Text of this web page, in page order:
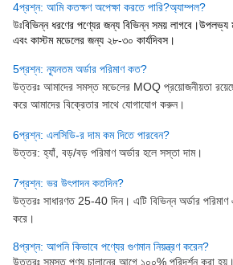
4প্রশ্ন: আমি কতক্ষণ অপেক্ষা করতে পারি?অ্যাম্পল?
উঃবিভিন্ন ধরণের পণ্যের জন্য বিভিন্ন সময় লাগবে।উপলভ্য
এবং কাস্টম মডেলের জন্য ২৮-৩০ কার্যদিবস।
5প্রশ্ন: ন্যূনতম অর্ডার পরিমাণ কত?
উত্তরঃ আমাদের সমস্ত মডেলের MOQ প্রয়োজনীয়তা
করে আমাদের বিক্রেতার সাথে যোগাযোগ করুন।
6প্রশ্ন: এলসিডি-র দাম কম দিতে পারবেন?
উত্তর: হ্যাঁ, বড়/বড় পরিমাণ অর্ডার হলে সস্তা দাম।
7প্রশ্ন: ভর উৎপাদন কতদিন?
উত্তরঃ সাধারণত 25-40 দিন। এটি বিভিন্ন অর্ডার পরিমাণ
করে।
8প্রশ্ন: আপনি কিভাবে পণ্যের গুণমান নিয়ন্ত্রণ করেন?
উত্তরঃ সমস্ত পণ্য চালানের আগে ১০০% পরিদর্শন করা হয়।